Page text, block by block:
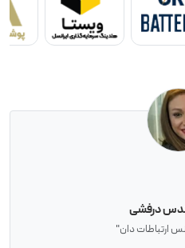
درفشی
ارتباطات دان"